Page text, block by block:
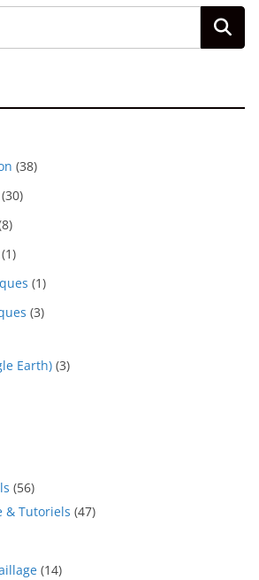
(38)
(30)
(1)
(1)
(3)
Earth) (3)
(56)
& Tutoriels (47)
(14)